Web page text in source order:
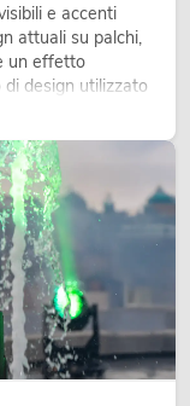
e accenti
attuali su palchi,
un effetto
design utilizzato
carattere alle
LED tecnici.